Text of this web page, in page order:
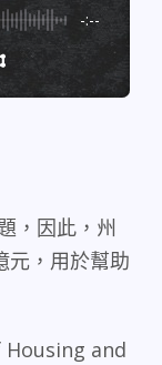
-:--
，因此，州
元，用於幫助
and